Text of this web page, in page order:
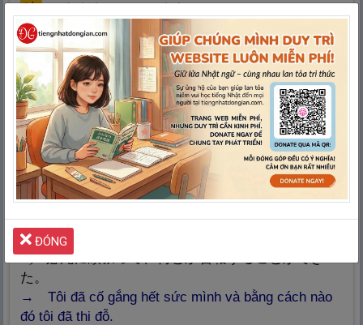
連
Nghĩa: Nối liền, liên tục, tiếp nối
＿ならない、＿できない
không thể làm gì được (nhấn mạnh đến tình
trạng hiện tại là không thể thay đổi hoặc giải quyết),
không thể làm gì được (nhấn mạnh đến khả năng
hoặc khả năng hành động của người nói, cho thấy
rằng họ không có khả năng thực hiện hành động nào
đó)
1099. 何
なん
とか
HÀ
dù thế nào đi nữa, bằng cách này hay cách
khác, Làm nào thì làm, … gì đó
必死
ひっし
Nghĩa: Bướng bỉnh, ngoan cố,
dại dột
Nghĩa: Hợp, vừa ý, hợp lạiNghĩa: Cách thức, quy cách,
た。
Tôi đã cố gắng hết sức mình và bằng cách nào
đó tôi đã thi đỗ.
ĐÓNG